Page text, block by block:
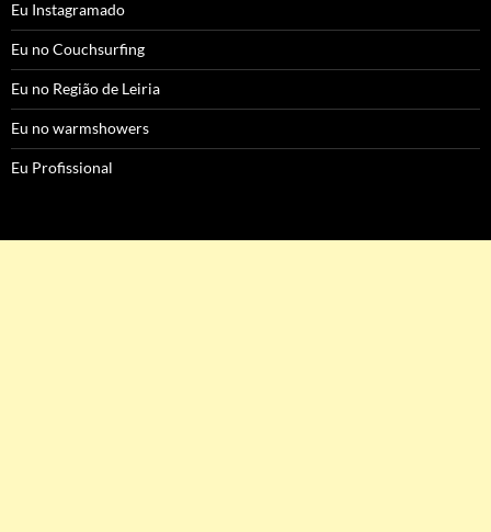
Eu Instagramado
Eu no Couchsurfing
Eu no Região de Leiria
Eu no warmshowers
Eu Profissional